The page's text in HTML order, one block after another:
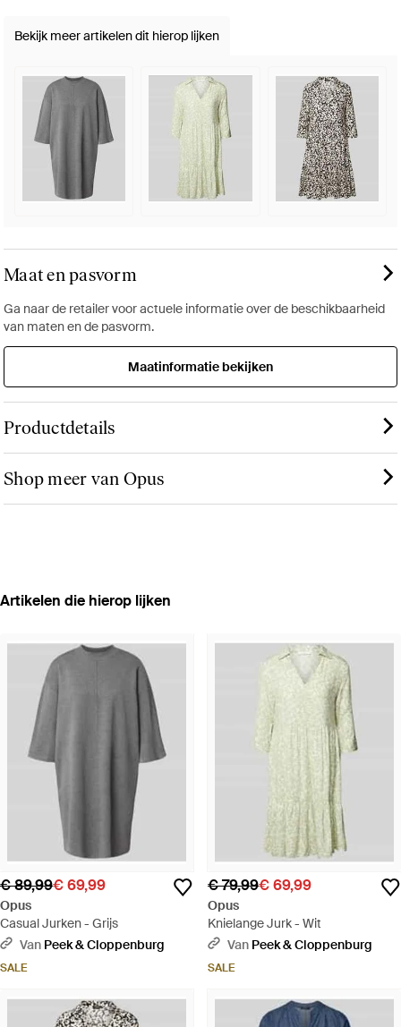
Bekijk meer artikelen dit hierop lijken
Maat en pasvorm
Ga naar de retailer voor actuele informatie over de beschikbaarheid
van maten en de pasvorm.
Maatinformatie bekijken
Productdetails
Shop meer van Opus
Artikelen die hierop lijken
€ 89,99€ 69,99
Opus
Casual Jurken - Grijs
Van Peek & Cloppenburg
SALE
€ 79,99€ 69,99
Opus
Knielange Jurk - Wit
Van Peek & Cloppenburg
SALE